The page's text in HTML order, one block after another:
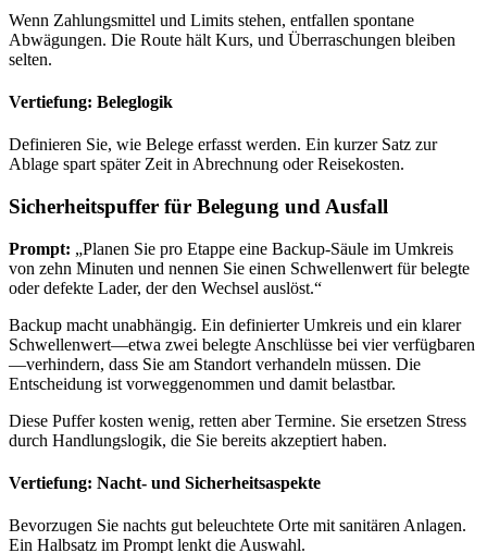
Wenn Zahlungsmittel und Limits stehen, entfallen spontane
Abwägungen. Die Route hält Kurs, und Überraschungen bleiben
selten.
Vertiefung: Beleglogik
Definieren Sie, wie Belege erfasst werden. Ein kurzer Satz zur
Ablage spart später Zeit in Abrechnung oder Reisekosten.
Sicherheitspuffer für Belegung und Ausfall
Prompt: „Planen Sie pro Etappe eine Backup-Säule im Umkreis
von zehn Minuten und nennen Sie einen Schwellenwert für belegte
oder defekte Lader, der den Wechsel auslöst.“
Backup macht unabhängig. Ein definierter Umkreis und ein klarer
Schwellenwert—etwa zwei belegte Anschlüsse bei vier verfügbaren
—verhindern, dass Sie am Standort verhandeln müssen. Die
Entscheidung ist vorweggenommen und damit belastbar.
Diese Puffer kosten wenig, retten aber Termine. Sie ersetzen Stress
durch Handlungslogik, die Sie bereits akzeptiert haben.
Vertiefung: Nacht- und Sicherheitsaspekte
Bevorzugen Sie nachts gut beleuchtete Orte mit sanitären Anlagen.
Ein Halbsatz im Prompt lenkt die Auswahl.